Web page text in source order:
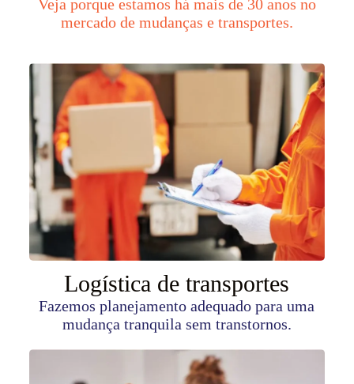
Veja porque estamos há mais de 30 anos no
mercado de mudanças e transportes.
Logística de transportes
Fazemos planejamento adequado para uma
mudança tranquila sem transtornos.